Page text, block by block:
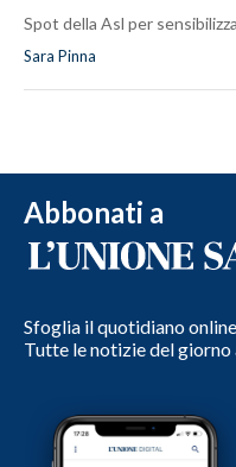
Spot della Asl per
Sara Pinna
Abbonati a
Sfoglia il quotidiano
Tutte le notizie del